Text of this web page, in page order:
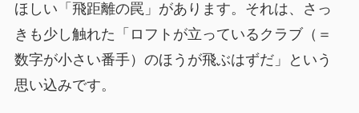
ほしい「飛距離の罠」があります。それは、さっ
きも少し触れた「ロフトが立っているクラブ（＝
数字が小さい番手）のほうが飛ぶはずだ」という
思い込みです。